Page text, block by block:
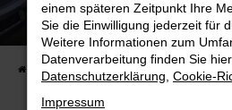
Unser Fahrzeugbestand
Entdecken Sie unsere sofort
Fahrzeugangebote
einem späteren Zeitpunkt Ihre
Sie die Einwilligung jederzeit für
Weitere Informationen zum
Datenverarbeitung finden Sie
Datenschutzerklärung Cookie-
Impressum